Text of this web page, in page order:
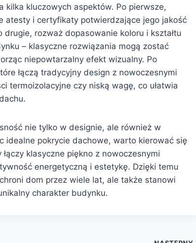
kilka kluczowych aspektów. Po pierwsze,
atesty i certyfikaty potwierdzające jego jakość
rozważ dopasowanie koloru i kształtu
– klasyczne rozwiązania mogą zostać
niepowtarzalny efekt wizualny. Po
łączą tradycyjny design z nowoczesnymi
termoizolacyjne czy niską wagę, co ułatwia
nie tylko w designie, ale również w
idealne pokrycie dachowe, warto kierować się
klasyczne piękno z nowoczesnymi
energetyczną i estetykę. Dzięki temu
dom przez wiele lat, ale także stanowi
charakter budynku.